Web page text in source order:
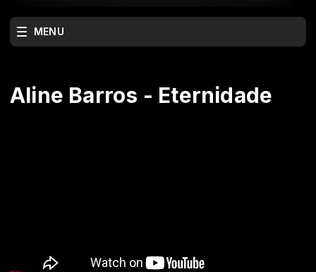
MENU
Aline Barros - Eternidade